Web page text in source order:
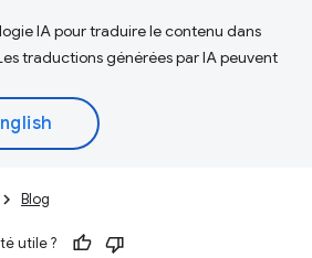
IA pour traduire le contenu dans
traductions générées par IA peuvent
Blog
utile ?